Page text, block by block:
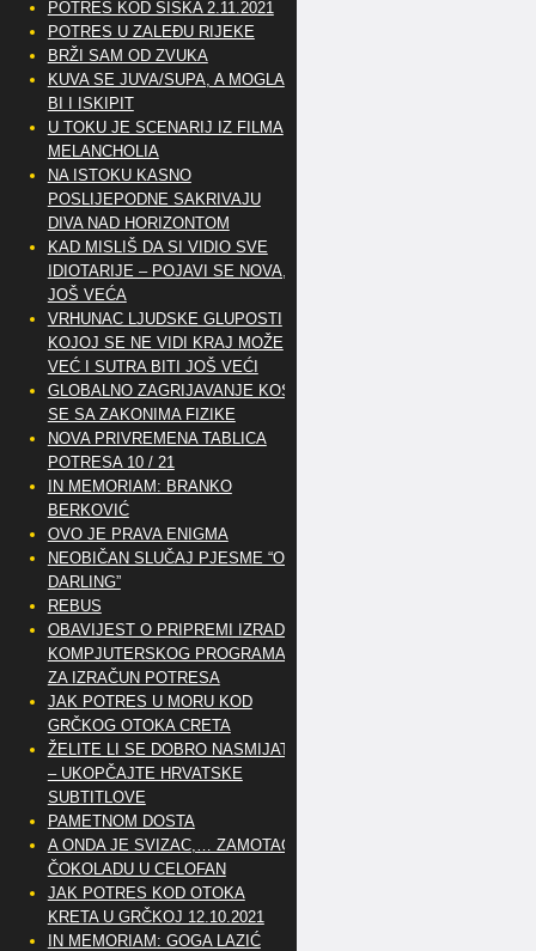
POTRES KOD SISKA 2.11.2021
POTRES U ZALEĐU RIJEKE
BRŽI SAM OD ZVUKA
KUVA SE JUVA/SUPA, A MOGLA
BI I ISKIPIT
U TOKU JE SCENARIJ IZ FILMA
MELANCHOLIA
NA ISTOKU KASNO
POSLIJEPODNE SAKRIVAJU
DIVA NAD HORIZONTOM
KAD MISLIŠ DA SI VIDIO SVE
IDIOTARIJE – POJAVI SE NOVA,..
JOŠ VEĆA
VRHUNAC LJUDSKE GLUPOSTI
KOJOJ SE NE VIDI KRAJ MOŽE
VEĆ I SUTRA BITI JOŠ VEĆI
GLOBALNO ZAGRIJAVANJE KOSI
SE SA ZAKONIMA FIZIKE
NOVA PRIVREMENA TABLICA
POTRESA 10 / 21
IN MEMORIAM: BRANKO
BERKOVIĆ
OVO JE PRAVA ENIGMA
NEOBIČAN SLUČAJ PJESME “OH
DARLING”
REBUS
OBAVIJEST O PRIPREMI IZRADE
KOMPJUTERSKOG PROGRAMA
ZA IZRAČUN POTRESA
JAK POTRES U MORU KOD
GRČKOG OTOKA CRETA
ŽELITE LI SE DOBRO NASMIJATI
– UKOPČAJTE HRVATSKE
SUBTITLOVE
PAMETNOM DOSTA
A ONDA JE SVIZAC,… ZAMOTAO
ČOKOLADU U CELOFAN
JAK POTRES KOD OTOKA
KRETA U GRČKOJ 12.10.2021
IN MEMORIAM: GOGA LAZIĆ